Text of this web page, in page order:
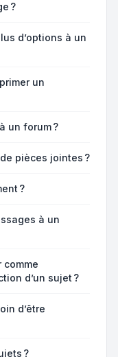
?
d’options à un
un
un forum ?
pièces jointes ?
?
à un
comme
d’un sujet ?
d’être
?